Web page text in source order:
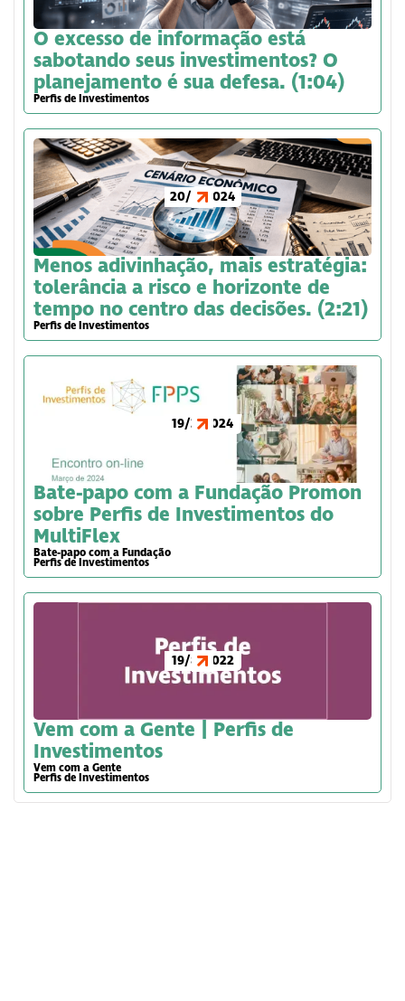
O excesso de informação está
sabotando seus investimentos? O
planejamento é sua defesa. (1:04)
Perfis de Investimentos
20/6/2024
Menos adivinhação, mais estratégia:
tolerância a risco e horizonte de
tempo no centro das decisões. (2:21)
Perfis de Investimentos
19/3/2024
Bate-papo com a Fundação Promon
sobre Perfis de Investimentos do
MultiFlex
Bate-papo com a Fundação
Perfis de Investimentos
19/8/2022
Vem com a Gente | Perfis de
Investimentos
Vem com a Gente
Perfis de Investimentos